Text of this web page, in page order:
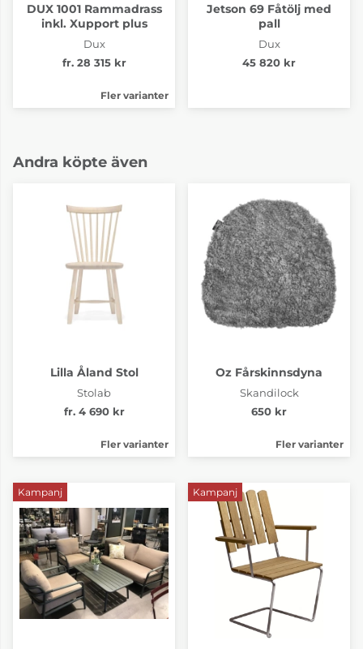
DUX 1001 Rammadrass
inkl. Xupport plus
Dux
fr. 28 315 kr
Fler varianter
Jetson 69 Fåtölj med
pall
Dux
45 820 kr
Andra köpte även
Lilla Åland Stol
Stolab
fr. 4 690 kr
Fler varianter
Oz Fårskinnsdyna
Skandilock
650 kr
Fler varianter
Kampanj Kampanj